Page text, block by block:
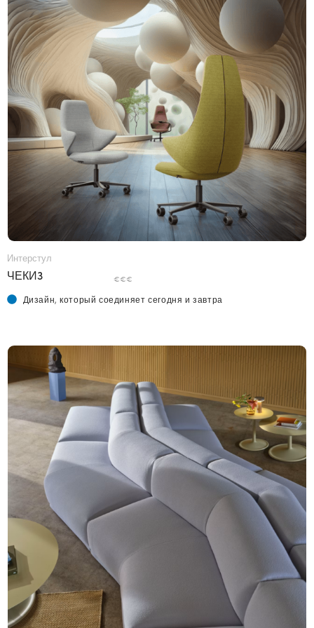
Интерстул
ЧЕКИ3 €€€
Дизайн, который соединяет сегодня и завтра